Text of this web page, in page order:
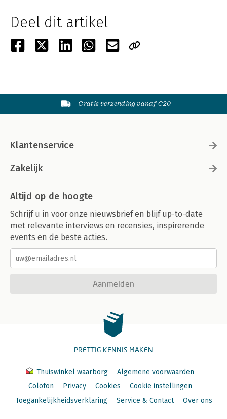
Deel dit artikel
Gratis verzending vanaf €20
Klantenservice
Zakelijk
Altijd op de hoogte
Schrijf u in voor onze nieuwsbrief en blijf up-to-date
met relevante interviews en recensies, inspirerende
events en de beste acties.
Aanmelden
PRETTIG KENNIS MAKEN
Thuiswinkel waarborg
Algemene voorwaarden
Colofon
Privacy Cookies
Cookie instellingen
Toegankelijkheidsverklaring
Service & Contact Over ons